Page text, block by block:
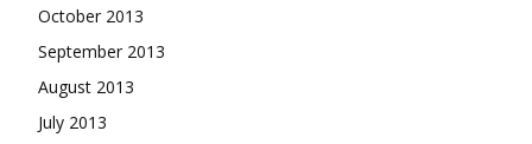
October 2013
September 2013
August 2013
July 2013